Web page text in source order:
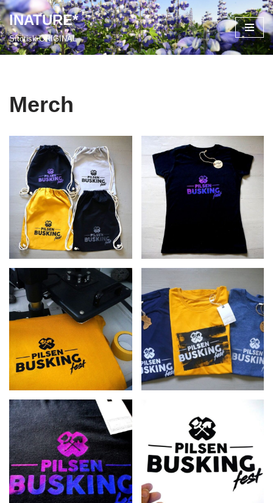
Přeskočit
na
INATURE*
Sítotisk ORIGINÁL
Merch